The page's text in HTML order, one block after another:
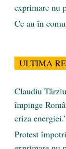
exprimare nu
Ce au în
ULTIMA
Claudiu
împinge
criza
Protest